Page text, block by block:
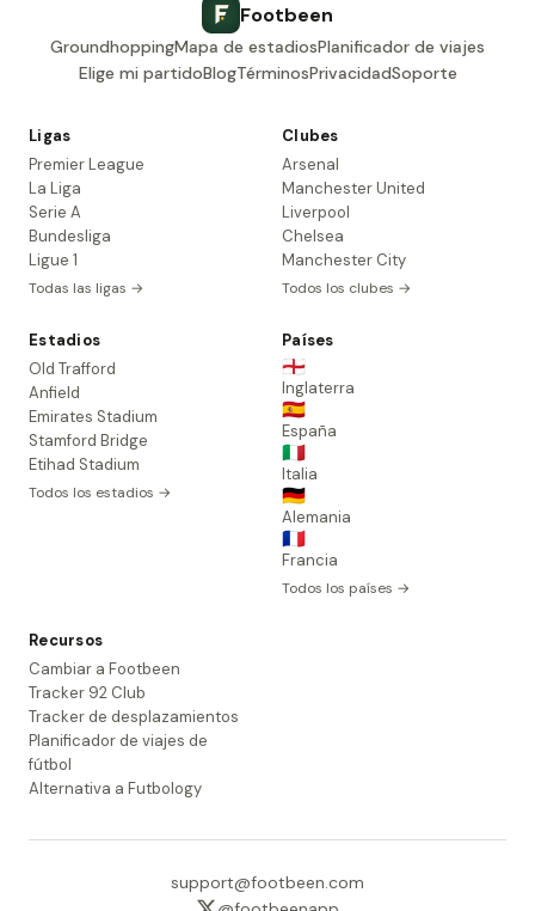
Footbeen
GroundhoppingMapa de estadiosPlanificador de viajes
Elige mi partidoBlogTérminosPrivacidadSoporte
Ligas
Premier League
La Liga
Serie A
Bundesliga
Ligue 1
Todas las ligas →
Clubes
Arsenal
Manchester United
Liverpool
Chelsea
Manchester City
Todos los clubes →
Estadios
Old Trafford
Anfield
Emirates Stadium
Stamford Bridge
Etihad Stadium
Todos los estadios →
Países
🏴󠁧󠁢󠁥󠁮󠁧󠁿
Inglaterra
🇪🇸
España
🇮🇹
Italia
🇩🇪
Alemania
🇫🇷
Francia
Todos los países →
Recursos
Cambiar a Footbeen
Tracker 92 Club
Tracker de desplazamientos
Planificador de viajes de
fútbol
Alternativa a Futbology
support@footbeen.com